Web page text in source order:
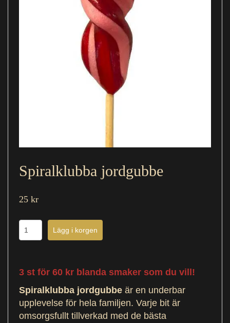
Spiralklubba jordgubbe
25 kr
3 st för 60 kr blanda smaker som du vill!
Spiralklubba jordgubbe är en underbar
upplevelse för hela familjen. Varje bit är
omsorgsfullt tillverkad med de bästa